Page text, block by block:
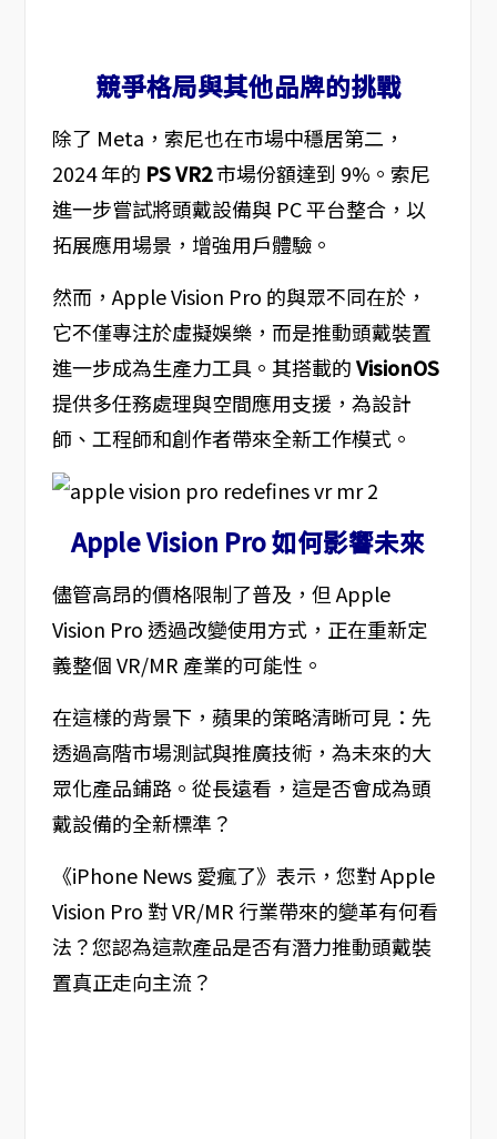
競爭格局與其他品牌的挑戰
除了 Meta，索尼也在市場中穩居第二，
2024 年的 PS VR2市場份額達到 9%。索尼
進一步嘗試將頭戴設備與 PC 平台整合，以
拓展應用場景，增強用戶體驗。
然而，Apple Vision Pro 的與眾不同在於，
它不僅專注於虛擬娛樂，而是推動頭戴裝置
進一步成為生產力工具。其搭載的VisionOS
提供多任務處理與空間應用支援，為設計
師、工程師和創作者帶來全新工作模式。
Apple Vision Pro 如何影響未來
儘管高昂的價格限制了普及，但 Apple
Vision Pro 透過改變使用方式，正在重新定
義整個 VR/MR 產業的可能性。
在這樣的背景下，蘋果的策略清晰可見：先
透過高階市場測試與推廣技術，為未來的大
眾化產品鋪路。從長遠看，這是否會成為頭
戴設備的全新標準？
《iPhone News 愛瘋了》表示，您對 Apple
Vision Pro 對 VR/MR 行業帶來的變革有何看
法？您認為這款產品是否有潛力推動頭戴裝
置真正走向主流？